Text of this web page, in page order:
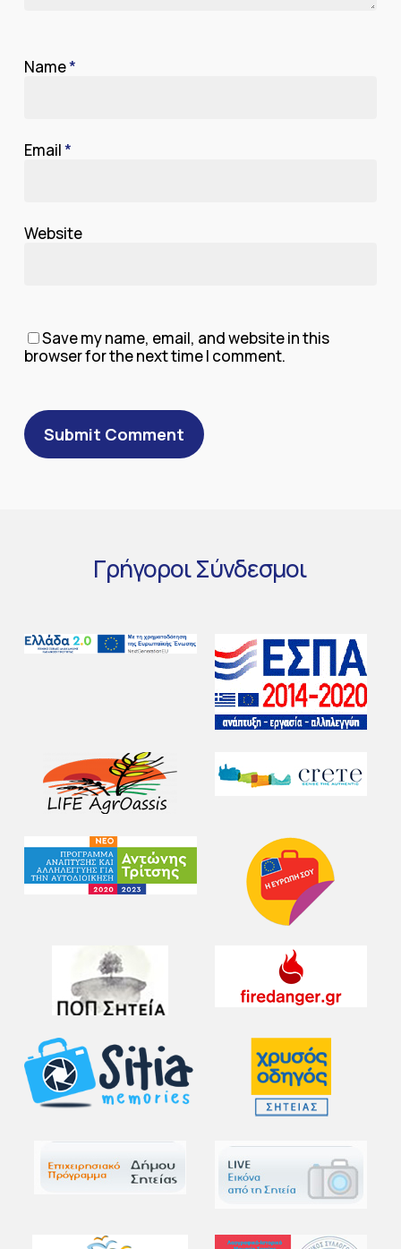
Name*
Email*
Website
Save my name, email, and website in this
browser for the next time I comment.
ΓρήγοροιΣύνδεσμοι